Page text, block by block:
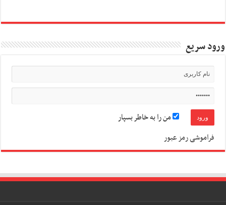
ورود سریع
من را به خاطر بسپار
فراموشی رمز عبور